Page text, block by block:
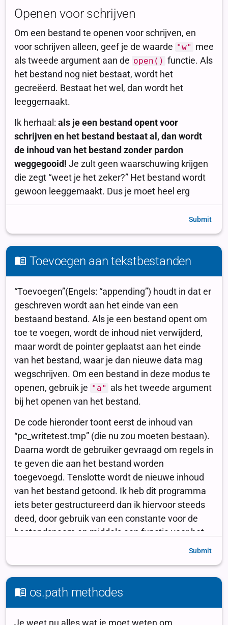
Submit
Toevoegen aan tekstbestanden
Submit
os.path methodes